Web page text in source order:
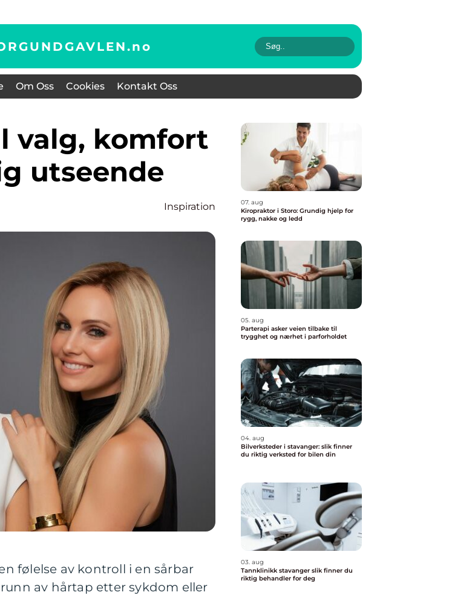
no
Om Oss Cookies Kontakt Oss
utseende
Inspiration
følelse av kontroll i en sårbar
av hårtap etter sykdom eller
07. aug
Kiropraktor i Storo: Grundig hjelp for
rygg, nakke og ledd
05. aug
Parterapi asker veien tilbake til
trygghet og nærhet i parforholdet
04. aug
Bilverksteder i stavanger: slik finner
du riktig verksted for bilen din
03. aug
Tannklinikk stavanger slik finner du
riktig behandler for deg